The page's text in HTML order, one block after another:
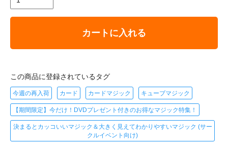
カートに入れる
この商品に登録されているタグ
今週の再入荷 カード カードマジック キューブマジック
【期間限定】今だけ！DVDプレゼント付きのお得なマジック特集！
決まるとカッコいいマジック＆大きく見えてわかりやすいマジック (サー
クルイベント向け)